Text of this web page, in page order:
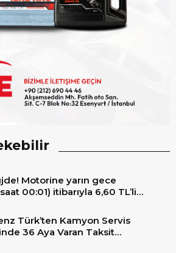
Motorine yarın gece
00:01) itibarıyla 6,60 TL’lik
Türk’ten Kamyon Servis
36 Aya Varan Taksit